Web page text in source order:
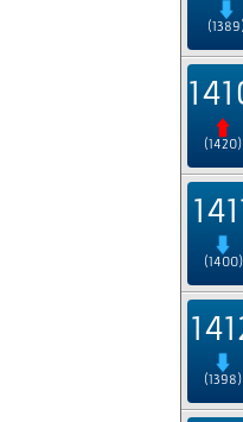
(1420)
(1400)
(1398)